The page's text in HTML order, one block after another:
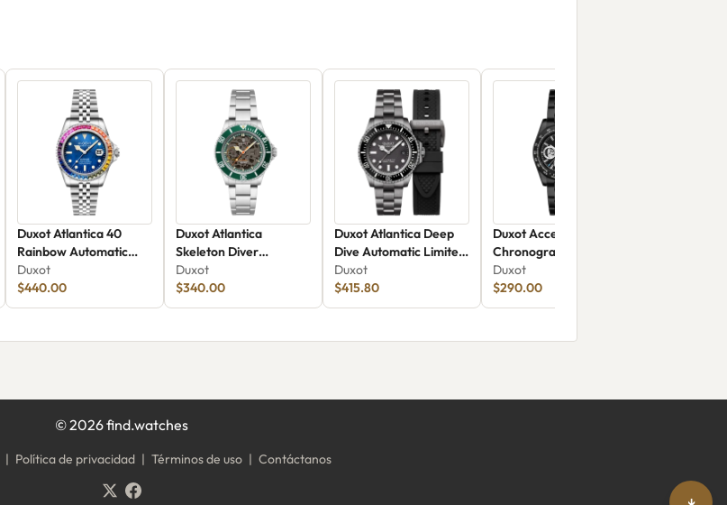
Duxot Atlantica 40
Rainbow Automatic
DX-2077-44
Duxot
$440.00
Duxot Atlantica
Skeleton Diver
Automatic DX-2067-33
Duxot
$340.00
Duxot Atlantica Deep
Dive Automatic Limited
Edition DX-2066-88
Duxot
$415.80
Duxot Accelero
Chronograph Compax
Skeleton Edition DX-
2065-GG
Duxot
$290.00
©2026find.watches
| Política de privacidad | Términos de uso | Contáctanos